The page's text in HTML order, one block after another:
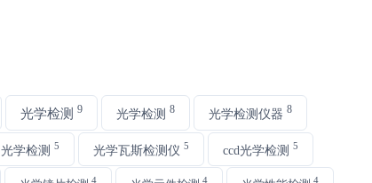
光学检测 9 光学检测 8 光学检测仪器 8
光学检测 5 光学瓦斯检测仪 5 ccd光学检测 5
4 4 4